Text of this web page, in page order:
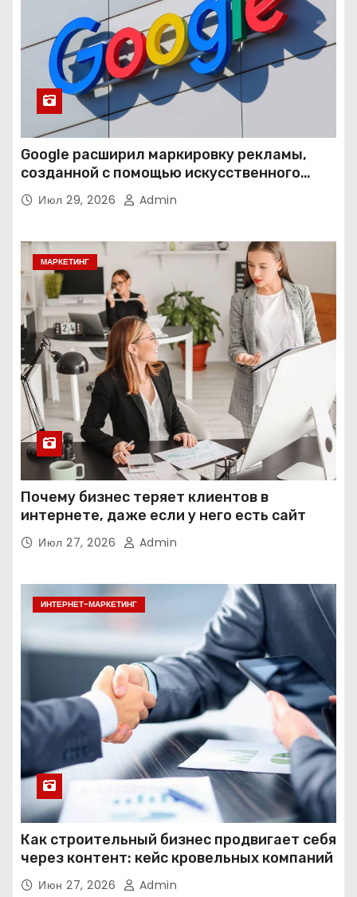
Google расширил маркировку рекламы,
созданной с помощью искусственного
интеллекта
Июл 29, 2026 Admin
МАРКЕТИНГ
Почему бизнес теряет клиентов в
интернете, даже если у него есть сайт
Июл 27, 2026 Admin
ИНТЕРНЕТ-МАРКЕТИНГ
Как строительный бизнес продвигает себя
через контент: кейс кровельных компаний
Июн 27, 2026 Admin